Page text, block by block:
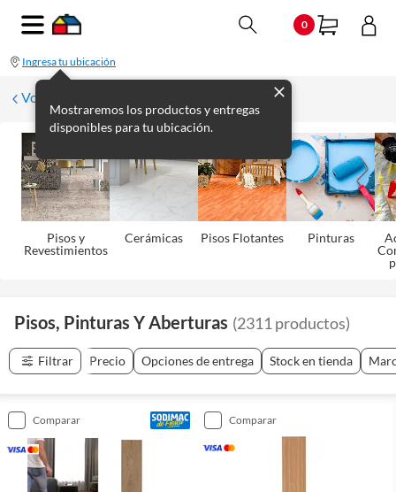
0
Ingresa tu ubicación
Mostraremos los productos y entregas
disponibles para tu ubicación.
Volver
Pisos y
Revestimientos
Cerámicas Pisos Flotantes Pinturas
Pisos, Pinturas Y Aberturas (2311 productos)
Filtrar Precio Opciones de entrega Stock en tienda
comparar comparar